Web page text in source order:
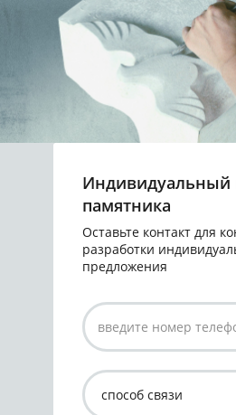
Индивидуальный
памятника
Оставьте контакт для
разработки
предложения